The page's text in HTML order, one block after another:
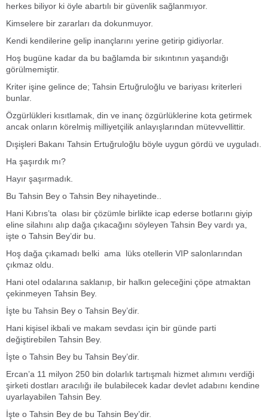
herkes biliyor ki öyle abartılı bir güvenlik sağlanmıyor.
Kimselere bir zararları da dokunmuyor.
Kendi kendilerine gelip inançlarını yerine getirip gidiyorlar.
Hoş bugüne kadar da bu bağlamda bir sıkıntının yaşandığı
görülmemiştir.
Kriter işine gelince de; Tahsin Ertuğruloğlu ve bariyası kriterleri
bunlar.
Özgürlükleri kısıtlamak, din ve inanç özgürlüklerine kota getirmek
ancak onların körelmiş milliyetçilik anlayışlarından mütevvellittir.
Dışişleri Bakanı Tahsin Ertuğruloğlu böyle uygun gördü ve uyguladı.
Ha şaşırdık mı?
Hayır şaşırmadık.
Bu Tahsin Bey o Tahsin Bey nihayetinde..
Hani Kıbrıs’ta olası bir çözümle birlikte icap ederse botlarını giyip
eline silahını alıp dağa çıkacağını söyleyen Tahsin Bey vardı ya,
işte o Tahsin Bey’dir bu.
Hoş dağa çıkamadı belki ama lüks otellerin VIP salonlarından
çıkmaz oldu.
Hani otel odalarına saklanıp, bir halkın geleceğini çöpe atmaktan
çekinmeyen Tahsin Bey.
İşte bu Tahsin Bey o Tahsin Bey’dir.
Hani kişisel ikbali ve makam sevdası için bir günde parti
değiştirebilen Tahsin Bey.
İşte o Tahsin Bey bu Tahsin Bey’dir.
Ercan’a 11 milyon 250 bin dolarlık tartışmalı hizmet alımını verdiği
şirketi dostları aracılığı ile bulabilecek kadar devlet adabını kendine
uyarlayabilen Tahsin Bey.
İşte o Tahsin Bey de bu Tahsin Bey’dir.